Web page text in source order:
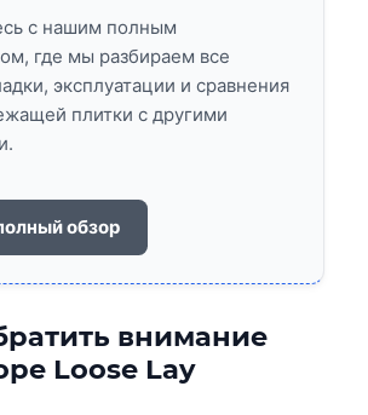
с нашим полным
где мы разбираем все
эксплуатации и сравнения
плитки с другими
обзор
внимание
Loose Lay